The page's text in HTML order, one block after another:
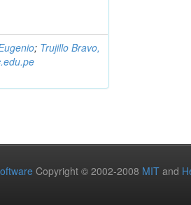
; Trujillo Bravo,
Copyright © 2002-2008 MIT and